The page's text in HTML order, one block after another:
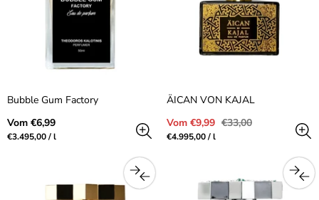
Bubble Gum Factory
Regulärer
Preis
Vom €6,99
Preis
€3.495,00/pro
l
ÄICAN VON KAJAL
Verkaufspreis
Vom €9,99 Regulärer
€33,00
Preis
€4.995,00/pro
l